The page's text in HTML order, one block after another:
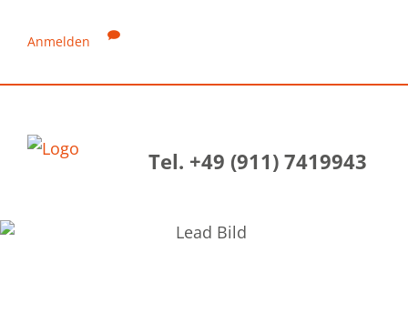
Anmelden
Tel. +49 (911) 7419943